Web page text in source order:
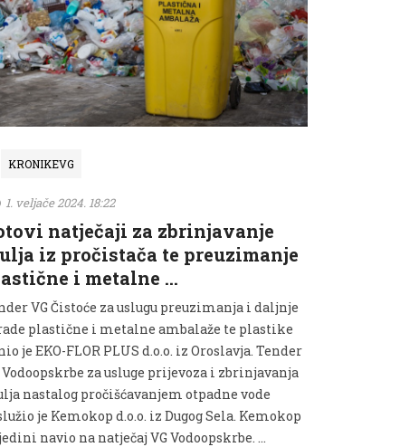
KRONIKEVG
1. veljače 2024. 18:22
natječaji za zbrinjavanje
iz pročistača te preuzimanje
i metalne …
VG Čistoće za uslugu preuzimanja i daljnje
plastične i metalne ambalaže te plastike
je EKO-FLOR PLUS d.o.o. iz Oroslavja. Tender
Vodoopskrbe za usluge prijevoza i zbrinjavanja
nastalog pročišćavanjem otpadne vode
je Kemokop d.o.o. iz Dugog Sela. Kemokop
navio na natječaj VG Vodoopskrbe. …